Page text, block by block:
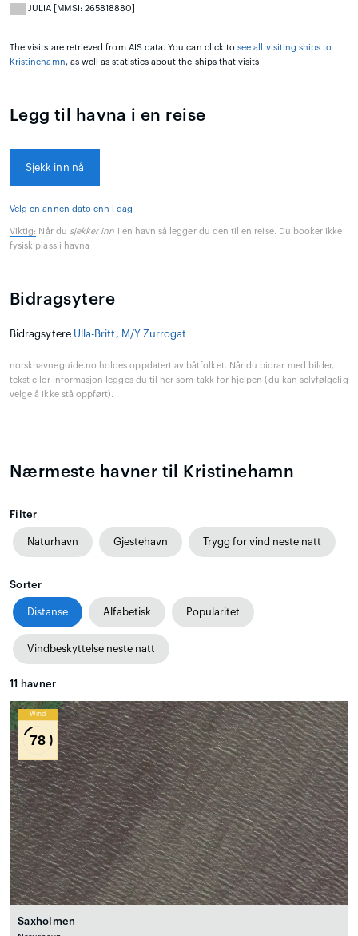
JULIA [MMSI: 265818880]
The visits are retrieved from AIS data. You can click tosee all visiting ships to
Kristinehamn, as well as statistics about the ships that visits
Legg til havna i en reise
Sjekk inn nå
Velg en annen dato enn i dag
Viktig: Når du sjekker inn i en havn så legger du den til en reise. Du booker ikke
fysisk plass i havna
Bidragsytere
Bidragsytere Ulla-Britt, M/Y Zurrogat
norskhavneguide.no holdes oppdatert av båtfolket. Når du bidrar med bilder,
tekst eller informasjon legges du til her som takk for hjelpen (du kan selvfølgelig
velge å ikke stå oppført).
Nærmeste havner til Kristinehamn
Filter
Naturhavn Gjestehavn Trygg for vind neste natt
Sorter
Distanse Alfabetisk Popularitet
Vindbeskyttelse neste natt
11 havner
Wind
78
Saxholmen